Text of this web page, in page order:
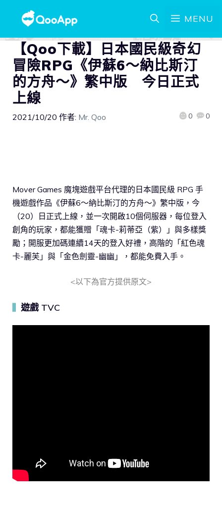
MENU
【Qoo下載】日本國民級奇幻
冒險RPG《伊蘇6～納比斯汀
的方舟～》繁中版 今日正式
上線
2021/10/20 作者: Mr. Qoo 0 0
Mover Games 魔塊遊戲平台代理的日本國民級 RPG 手
機遊戲作品《伊蘇6～納比斯汀的方舟～》繁中版，今
（20）日正式上線，並一次開啟10個伺服器，每位登入
創角的玩家，都能獲贈「魂卡-莉蒂亞（紫）」與多樣獎
勵；開服更加碼連續14天的登入好禮，高階的「紅色魂
卡-麗芙」與「金色劍靈-幽幽」，都能免費入手。
<以下為官方提供原文>
遊戲 TVC